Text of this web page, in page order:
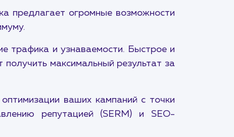
предлагает огромные возможности
трафика и узнаваемости. Быстрое и
максимальный результат за
ваших кампаний с точки
репутацией (SERM) и SEO-